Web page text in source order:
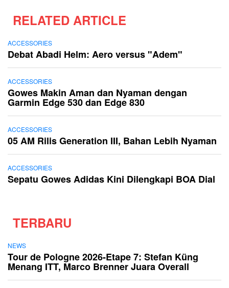
RELATED ARTICLE
ACCESSORIES
Debat Abadi Helm: Aero versus "Adem"
ACCESSORIES
Gowes Makin Aman dan Nyaman dengan
Garmin Edge 530 dan Edge 830
ACCESSORIES
05 AM Rilis Generation III, Bahan Lebih Nyaman
ACCESSORIES
Sepatu Gowes Adidas Kini Dilengkapi BOA Dial
TERBARU
NEWS
Tour de Pologne 2026-Etape 7: Stefan Küng
Menang ITT, Marco Brenner Juara Overall